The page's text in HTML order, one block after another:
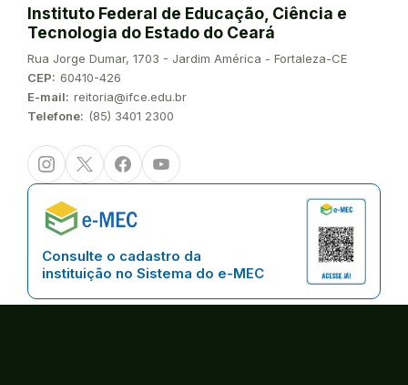
Instituto Federal de Educação, Ciência e
Tecnologia do Estado do Ceará
Endereço:
Rua Jorge Dumar, 1703 - Jardim América - Fortaleza-CE
CEP: 60410-426
E-mail: reitoria@ifce.edu.br
Telefone: (85) 3401 2300
InstagramTwitter/XFacebookYoutube
Consulte o cadastro da
instituição no Sistema do e-MEC